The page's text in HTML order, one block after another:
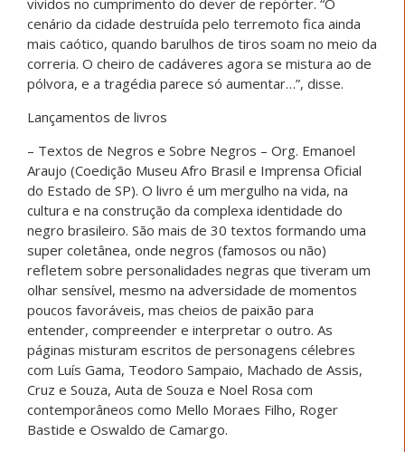
cenário da cidade destruída pelo terremoto fica ainda
mais caótico, quando barulhos de tiros soam no meio da
correria. O cheiro de cadáveres agora se mistura ao de
pólvora, e a tragédia parece só aumentar…”, disse.
Lançamentos de livros
– Textos de Negros e Sobre Negros – Org. Emanoel
Araujo (Coedição Museu Afro Brasil e Imprensa Oficial
do Estado de SP). O livro é um mergulho na vida, na
cultura e na construção da complexa identidade do
negro brasileiro. São mais de 30 textos formando uma
super coletânea, onde negros (famosos ou não)
refletem sobre personalidades negras que tiveram um
olhar sensível, mesmo na adversidade de momentos
poucos favoráveis, mas cheios de paixão para
entender, compreender e interpretar o outro. As
páginas misturam escritos de personagens célebres
com Luís Gama, Teodoro Sampaio, Machado de Assis,
Cruz e Souza, Auta de Souza e Noel Rosa com
contemporâneos como Mello Moraes Filho, Roger
Bastide e Oswaldo de Camargo.